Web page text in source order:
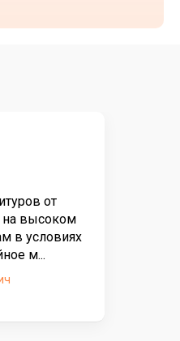
от
высоком
в условиях
м...